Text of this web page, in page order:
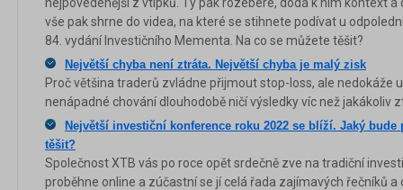
nejpovedenější z vtípků. Ty pak rozebere, dodá k nim kontext
vše pak shrne do videa, na které se stihnete podívat u
84. vydání Investičního Mementa. Na co se můžete těšit?
Největší chyba není ztráta. Největší chyba je malý zisk
Proč většina traderů zvládne přijmout stop-loss, ale nedokáže
nenápadné chování dlouhodobě ničí výsledky víc než jakákoliv
Největší investiční konference roku 2022 se blíží. Jaký bude
těšit?
Společnost XTB vás po roce opět srdečně zve na tradiční
proběhne online a zúčastní se jí celá řada zajímavých řečníků a